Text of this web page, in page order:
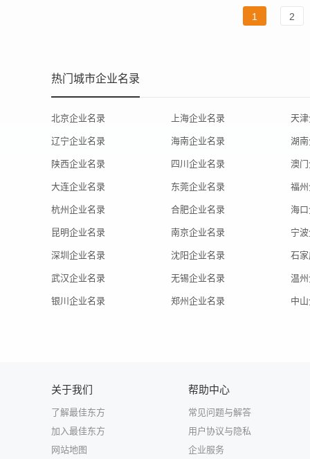
1 2
热门城市企业名录
北京企业名录 上海企业名录 天
辽宁企业名录 海南企业名录 湖
陕西企业名录 四川企业名录 澳
大连企业名录 东莞企业名录 福
杭州企业名录 合肥企业名录 海
昆明企业名录 南京企业名录 宁
深圳企业名录 沈阳企业名录 石
武汉企业名录 无锡企业名录 温
银川企业名录 郑州企业名录 中
关于我们
了解最佳东方
加入最佳东方
网站地图
帮助中心
常见问题与解答
用户协议与隐私
企业服务